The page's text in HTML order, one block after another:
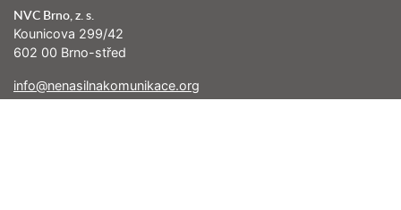
NVC Brno, z. s.
Kounicova 299/42
602 00 Brno-střed
info@nenasilnakomunikace.org